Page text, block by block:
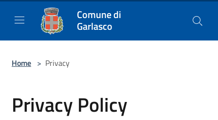
Comune di
Garlasco
Home > Privacy
Privacy Policy